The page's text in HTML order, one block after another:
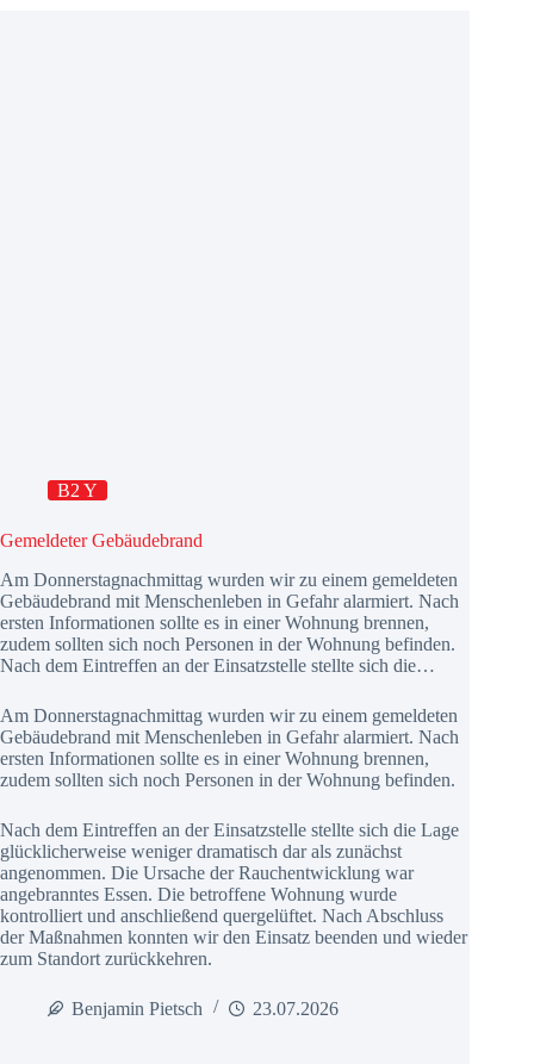
B2 Y
Gemeldeter Gebäudebrand
Am Donnerstagnachmittag wurden wir zu einem gemeldeten
Gebäudebrand mit Menschenleben in Gefahr alarmiert. Nach
ersten Informationen sollte es in einer Wohnung brennen,
zudem sollten sich noch Personen in der Wohnung befinden.
Nach dem Eintreffen an der Einsatzstelle stellte sich die…
Am Donnerstagnachmittag wurden wir zu einem gemeldeten
Gebäudebrand mit Menschenleben in Gefahr alarmiert. Nach
ersten Informationen sollte es in einer Wohnung brennen,
zudem sollten sich noch Personen in der Wohnung befinden.
Nach dem Eintreffen an der Einsatzstelle stellte sich die Lage
glücklicherweise weniger dramatisch dar als zunächst
angenommen. Die Ursache der Rauchentwicklung war
angebranntes Essen. Die betroffene Wohnung wurde
kontrolliert und anschließend quergelüftet. Nach Abschluss
der Maßnahmen konnten wir den Einsatz beenden und wieder
zum Standort zurückkehren.
Benjamin Pietsch 23.07.2026